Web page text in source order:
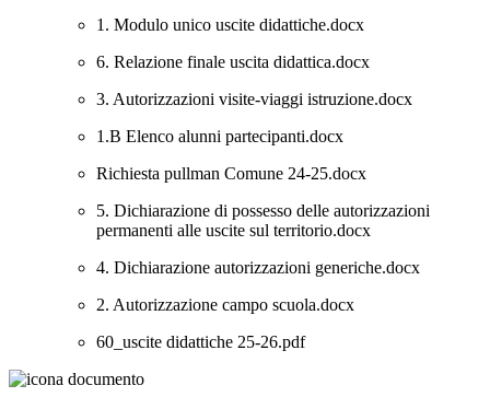
1. Modulo unico uscite didattiche.docx
6. Relazione finale uscita didattica.docx
3. Autorizzazioni visite-viaggi istruzione.docx
1.B Elenco alunni partecipanti.docx
Richiesta pullman Comune 24-25.docx
5. Dichiarazione di possesso delle autorizzazioni
permanenti alle uscite sul territorio.docx
4. Dichiarazione autorizzazioni generiche.docx
2. Autorizzazione campo scuola.docx
60_uscite didattiche 25-26.pdf